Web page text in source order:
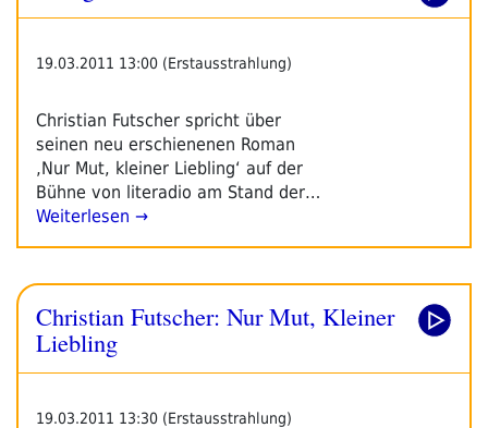
19.03.2011 13:00 (Erstausstrahlung)
Christian Futscher spricht über
seinen neu erschienenen Roman
‚Nur Mut, kleiner Liebling‘ auf der
Bühne von literadio am Stand der…
Weiterlesen →
Christian Futscher: Nur Mut, Kleiner
Liebling
19.03.2011 13:30 (Erstausstrahlung)